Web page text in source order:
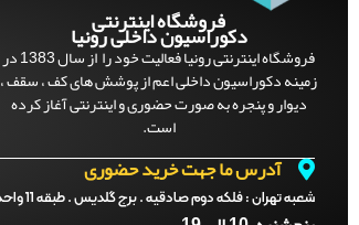
فروشگاه اینترنتی
دکوراسیون داخلی رونیا
فروشگاه اینترنتی رونیا فعالیت خود را از سال 1383 در
زمینه دکوراسیون داخلی اعم از پوشش های کف ، سقف ،
دیوار و پنجره به صورت حضوری و اینترنتی آغاز کرده
است.
آدرس ما جهت خرید حضوری
شعبه تهران :فلکه دوم صادقیه . برج گلدیس . طبقه 11 واحد 7 ( پارکینگ عمومی دارد )